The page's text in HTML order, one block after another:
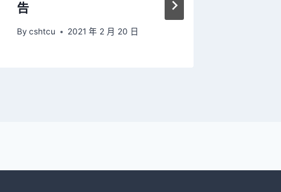
告
By cshtcu 2021 年 2 月 20 日